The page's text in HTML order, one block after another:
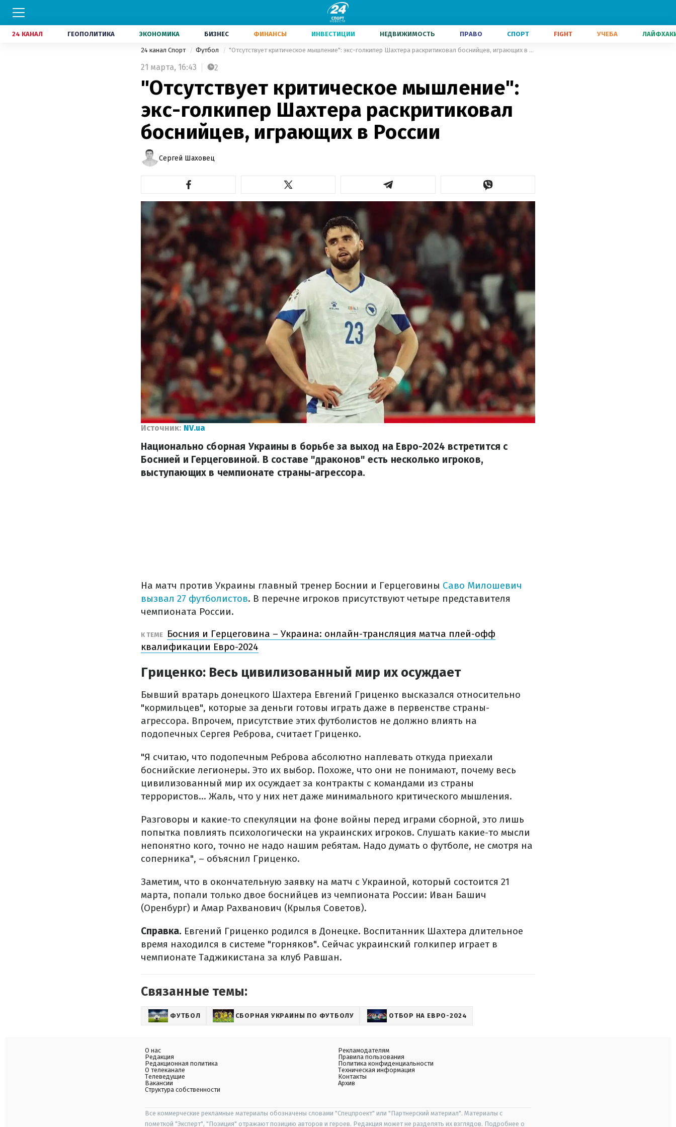
24 КАНАЛ ГЕОПОЛИТИКА ЭКОНОМИКА БИЗНЕС ФИНАНСЫ ИНВЕСТИЦИИ НЕДВИЖИМОСТЬ ПРАВО СПОРТ FIGHT УЧЕБА
24 канал Спорт Футбол "Отсутствует критическое мышление": экс-голкипер Шахтера раскритиковал боснийцев, играющих в России
21 марта, 16:43 2
"Отсутствует критическое мышление":
экс-голкипер Шахтера раскритиковал
боснийцев, играющих в России
Сергей Шаховец
Источник: NV.ua
Национально сборная Украины в борьбе за выход на Евро-2024 встретится с
Боснией и Герцеговиной. В составе "драконов" есть несколько игроков,
выступающих в чемпионате страны-агрессора.
На матч против Украины главный тренер Боснии и Герцеговины Саво Милошевич
вызвал 27 футболистов. В перечне игроков присутствуют четыре представителя
чемпионата России.
К ТЕМЕ
Босния и Герцеговина – Украина: онлайн-трансляция матча плей-офф
квалификации Евро-2024
Гриценко: Весь цивилизованный мир их осуждает
Бывший вратарь донецкого Шахтера Евгений Гриценко высказался относительно
"кормильцев", которые за деньги готовы играть даже в первенстве страны-
агрессора. Впрочем, присутствие этих футболистов не должно влиять на
подопечных Сергея Реброва, считает Гриценко.
"Я считаю, что подопечным Реброва абсолютно наплевать откуда приехали
боснийские легионеры. Это их выбор. Похоже, что они не понимают, почему весь
цивилизованный мир их осуждает за контракты с командами из страны
террористов... Жаль, что у них нет даже минимального критического мышления.
Разговоры и какие-то спекуляции на фоне войны перед играми сборной, это лишь
попытка повлиять психологически на украинских игроков. Слушать какие-то мысли
непонятно кого, точно не надо нашим ребятам. Надо думать о футболе, не смотря на
соперника", – объяснил Гриценко.
Заметим, что в окончательную заявку на матч с Украиной, который состоится 21
марта, попали только двое боснийцев из чемпионата России: Иван Башич
(Оренбург) и Амар Рахванович (Крылья Советов).
Справка. Евгений Гриценко родился в Донецке. Воспитанник Шахтера длительное
время находился в системе "горняков". Сейчас украинский голкипер играет в
чемпионате Таджикистана за клуб Равшан.
Связанные темы:
ФУТБОЛ СБОРНАЯ УКРАИНЫ ПО ФУТБОЛУ ОТБОР НА ЕВРО-2024
О нас
Редакция
Редакционная политика
О телеканале
Телеведущие
Вакансии
Структура собственности
Рекламодателям
Правила пользования
Политика конфиденциальности
Техническая информация
Контакты
Архив
Все коммерческие рекламные материалы обозначены словами "Спецпроект" или "Партнерский материал". Материалы с
пометкой "Эксперт", "Позиция" отражают позицию авторов и героев. Редакция может не разделять их взглядов. Подробнее о